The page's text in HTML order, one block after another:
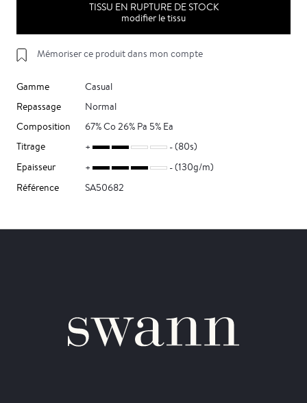
TISSU EN RUPTURE DE STOCK
modifier le tissu
Mémoriser ce produit dans mon compte
Gamme
Casual
Repassage
Normal
Composition
67% Co 26% Pa 5% Ea
Titrage
(80s)
Epaisseur
(130g/m)
Référence
SA50682